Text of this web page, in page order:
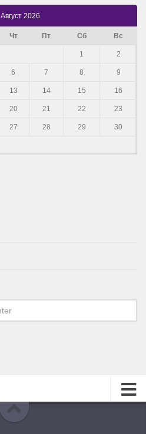
Август 2026
Чт Пт Сб Вс
1 2
6 7 8 9
13 14 15 16
20 21 22 23
27 28 29 30